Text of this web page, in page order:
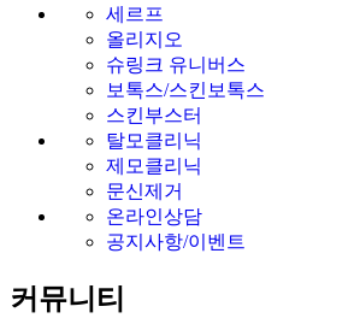
세르프
올리지오
슈링크 유니버스
보톡스/스킨보톡스
스킨부스터
탈모클리닉
제모클리닉
문신제거
온라인상담
공지사항/이벤트
커뮤니티